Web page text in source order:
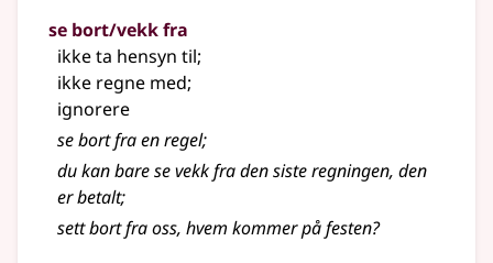
se bort/vekk fra
ikke ta hensyn til;
ikke regne med;
ignorere
se bort fra en regel;
du kan bare se vekk fra den siste regningen, den
er betalt;
sett bort fra oss, hvem kommer på festen?